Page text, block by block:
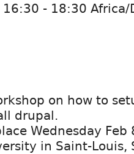
16:30 - 18:30 Africa/
on how to
drupal.
Wednesday
in Saint-Louis,